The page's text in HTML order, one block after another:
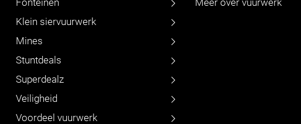
Fonteinen
Klein siervuurwerk
Mines
Stuntdeals
Superdealz
Veiligheid
Voordeel vuurwerk
Meer over vuurwerk